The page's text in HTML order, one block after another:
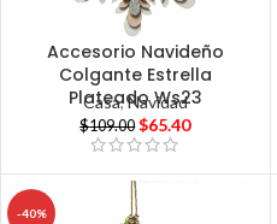
Accesorio Navideño
Colgante Estrella
Plateado Ws23
Casa,Navidad
$109.00 $65.40
-40%